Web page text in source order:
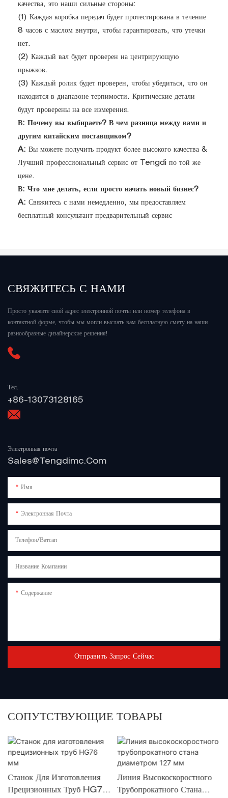
качества, это наши сильные стороны:
(1) Каждая коробка передач будет протестирована в течение
8 часов с маслом внутри, чтобы гарантировать, что утечки
нет.
(2) Каждый вал будет проверен на центрирующую
прыжков.
(3) Каждый ролик будет проверен, чтобы убедиться, что он
находится в диапазоне терпимости. Критические детали
будут проверены на все измерения.
В: Почему вы выбираете? В чем разница между вами и
другим китайским поставщиком?
A: Вы можете получить продукт более высокого качества &
Лучший профессиональный сервис от Tengdi по той же
цене.
В: Что мне делать, если просто начать новый бизнес?
A: Свяжитесь с нами немедленно, мы предоставляем
бесплатный консультант предварительный сервис
СВЯЖИТЕСЬ С НАМИ
Просто укажите свой адрес электронной почты или номер телефона в
контактной форме, чтобы мы могли выслать вам бесплатную смету на наши
разнообразные дизайнерские решения!
Тел.
+86-13073128165
Электронная почта
Sales@tengdimc.com
Имя
Электронная Почта
Телефон/Ватсап
Название Компании
Содержание
Отправить Запрос Сейчас
СОПУТСТВУЮЩИЕ ТОВАРЫ
Станок Для Изготовления
Прецизионных Труб HG76
Линия Высокоскоростного
Трубопрокатного Стана